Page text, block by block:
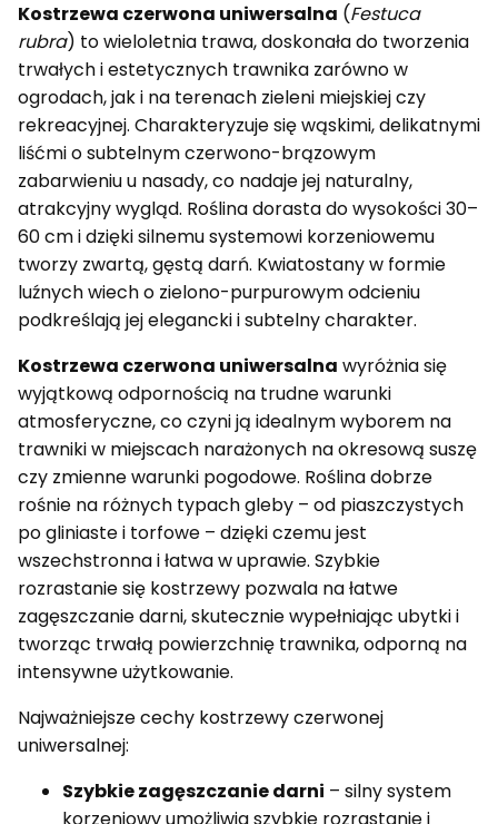
Kostrzewa czerwona uniwersalna (Festuca
rubra) to wieloletnia trawa, doskonała do tworzenia
trwałych i estetycznych trawnika zarówno w
ogrodach, jak i na terenach zieleni miejskiej czy
rekreacyjnej. Charakteryzuje się wąskimi, delikatnymi
liśćmi o subtelnym czerwono-brązowym
zabarwieniu u nasady, co nadaje jej naturalny,
atrakcyjny wygląd. Roślina dorasta do wysokości 30–
60 cm i dzięki silnemu systemowi korzeniowemu
tworzy zwartą, gęstą darń. Kwiatostany w formie
luźnych wiech o zielono-purpurowym odcieniu
podkreślają jej elegancki i subtelny charakter.
Kostrzewa czerwona uniwersalna wyróżnia się
wyjątkową odpornością na trudne warunki
atmosferyczne, co czyni ją idealnym wyborem na
trawniki w miejscach narażonych na okresową suszę
czy zmienne warunki pogodowe. Roślina dobrze
rośnie na różnych typach gleby – od piaszczystych
po gliniaste i torfowe – dzięki czemu jest
wszechstronna i łatwa w uprawie. Szybkie
rozrastanie się kostrzewy pozwala na łatwe
zagęszczanie darni, skutecznie wypełniając ubytki i
tworząc trwałą powierzchnię trawnika, odporną na
intensywne użytkowanie.
Najważniejsze cechy kostrzewy czerwonej
uniwersalnej:
Szybkie zagęszczanie darni – silny system